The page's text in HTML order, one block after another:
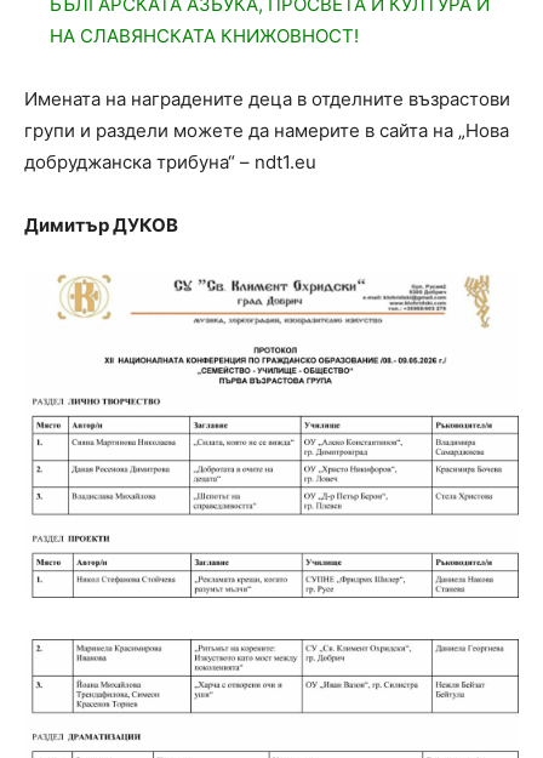
НА СЛАВЯНСКАТА КНИЖОВНОСТ!
Имената на наградените деца в отделните възрастови
групи и раздели можете да намерите в сайта на „Нова
добруджанска трибуна“ – ndt1.eu
Димитър ДУКОВ